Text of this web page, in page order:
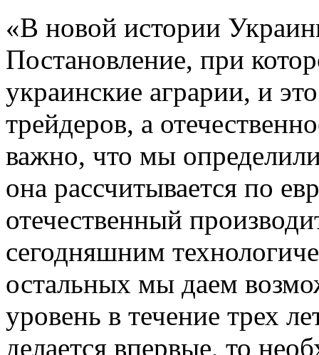
«В новой истории
Постановление, при
украинские аграрии, и
трейдеров, а
важно, что мы
она рассчитывается по
отечественный
сегодняшним
остальных мы даем
уровень в течение трех
делается впервые, то